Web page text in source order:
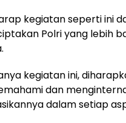
kegiatan seperti ini
Polri yang lebih
kegiatan ini,
dan
dalam setiap